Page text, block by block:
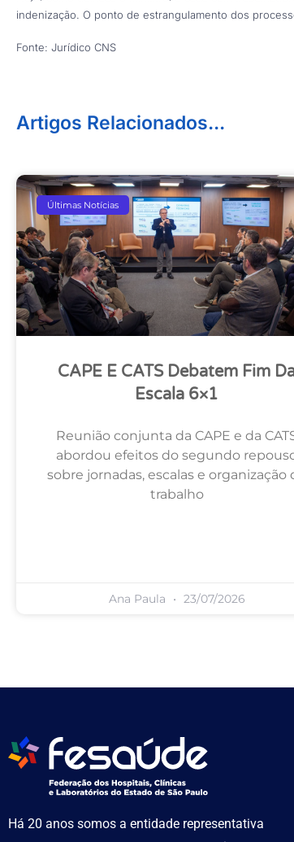
indenização. O ponto de estrangulamento dos
Fonte: Jurídico CNS
Artigos Relacionados...
Últimas Notícias
CAPE E CATS Debatem Fim
Escala 6×1
Reunião conjunta da CAPE e da
abordou efeitos do segundo
sobre jornadas, escalas e organização
trabalho
Ana Paula 23/07/2026
Há 20 anos somos a entidade representativa